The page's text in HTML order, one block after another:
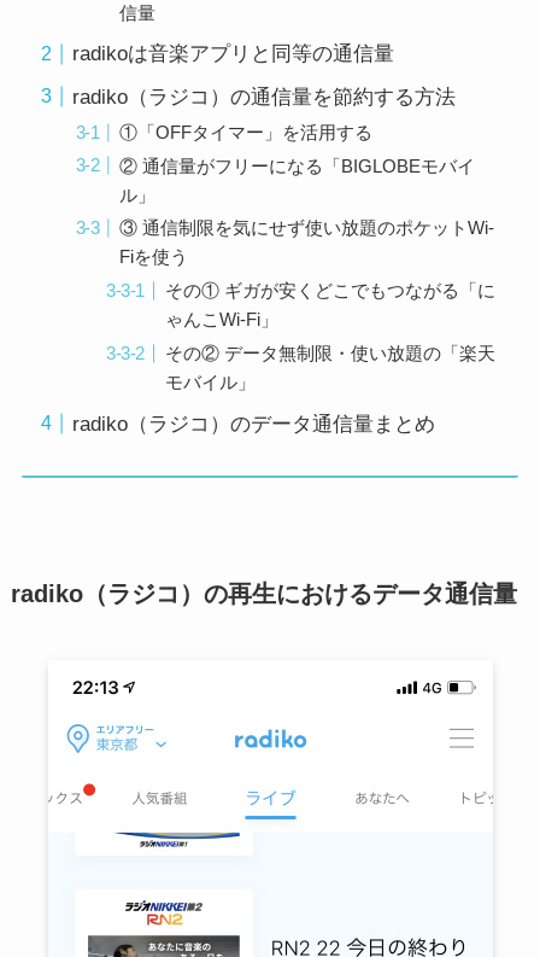
信量
radikoは音楽アプリと同等の通信量
radiko（ラジコ）の通信量を節約する方法
①「OFFタイマー」を活用する
② 通信量がフリーになる「BIGLOBEモバイ
ル」
③ 通信制限を気にせず使い放題のポケットWi-
Fiを使う
その① ギガが安くどこでもつながる「に
ゃんこWi-Fi」
その② データ無制限・使い放題の「楽天
モバイル」
radiko（ラジコ）のデータ通信量まとめ
radiko（ラジコ）の再生におけるデータ通信量